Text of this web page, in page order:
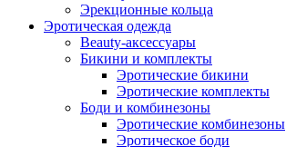
Эрекционные кольца
Эротическая одежда
Beauty-аксессуары
Бикини и комплекты
Эротические бикини
Эротические комплекты
Боди и комбинезоны
Эротические комбинезоны
Эротическое боди